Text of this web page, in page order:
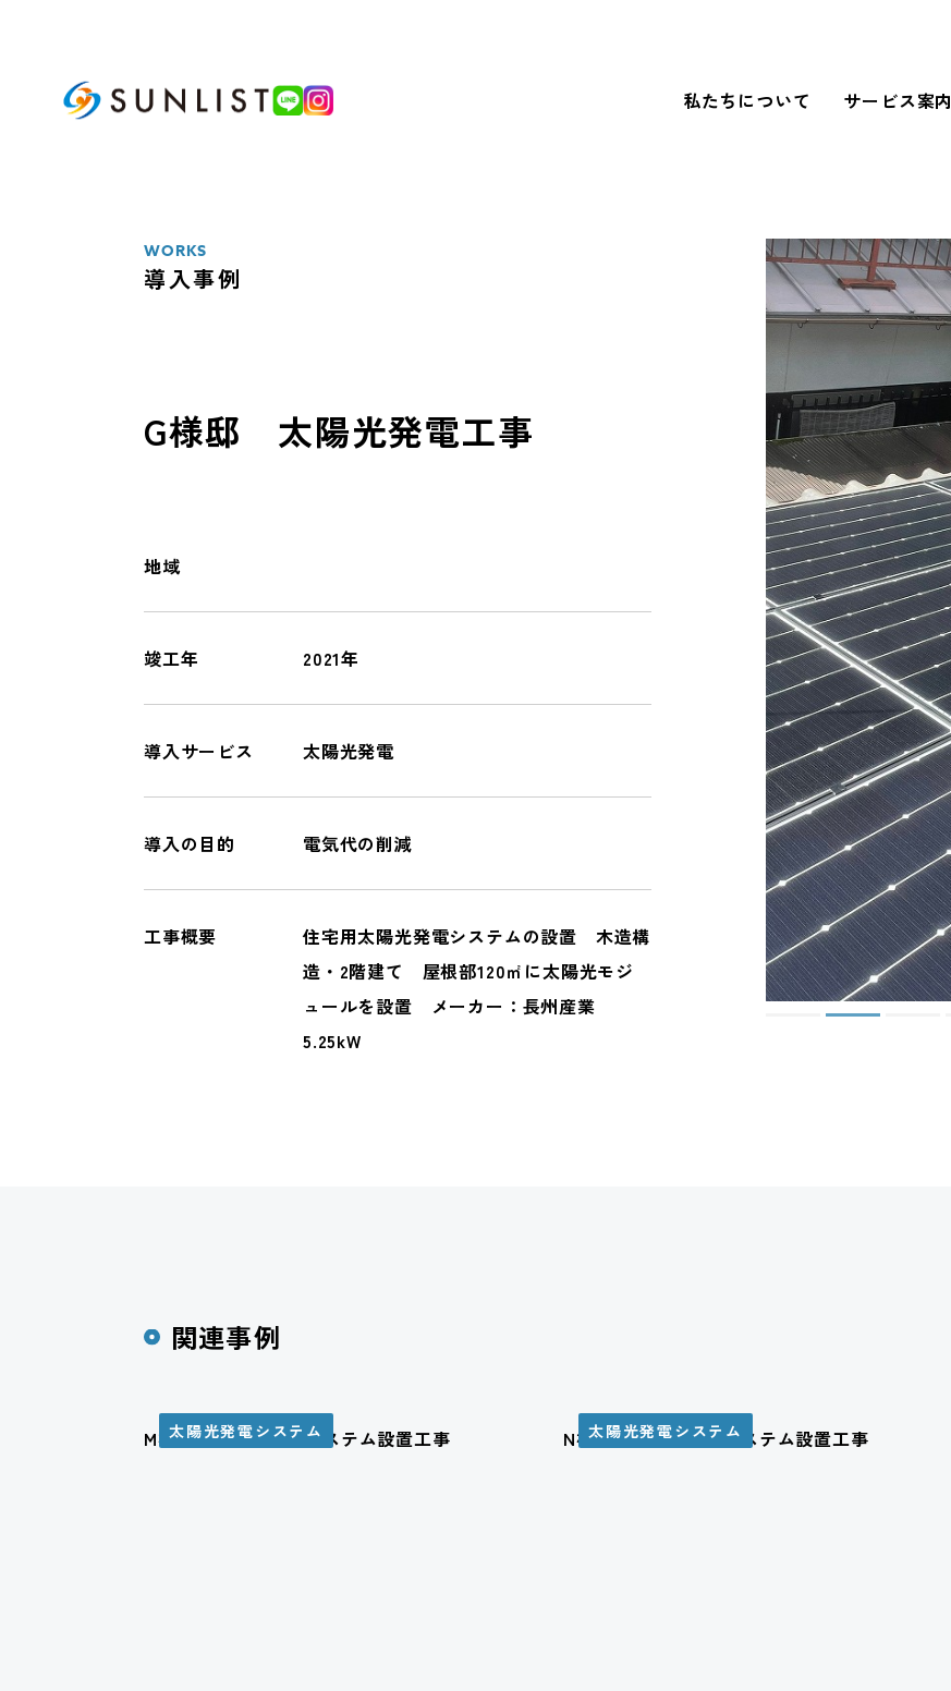
私たちについて サービス案内
蓄電池システム
COMPANY
FOR BUSINESS
WORKS
導入事例
G様邸 太陽光発電工事
地域
竣工年 2021年
導入サービス 太陽光発電
導入の目的 電気代の削減
工事概要
住宅用太陽光発電システムの設置 木造構
造・2階建て 屋根部120㎡に太陽光モジ
ュールを設置 メーカー：長州産業
5.25kW
関連事例
太陽光発電システム
M様邸 太陽光発電システム設置工事 太陽光発電システム
N様邸 太陽光発電システム設置工事